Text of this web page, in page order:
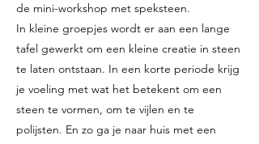
de mini-workshop met speksteen.
In kleine groepjes wordt er aan een lange
tafel gewerkt om een kleine creatie in steen
te laten ontstaan. In een korte periode krijg
je voeling met wat het betekent om een
steen te vormen, om te vijlen en te
polijsten. En zo ga je naar huis met een